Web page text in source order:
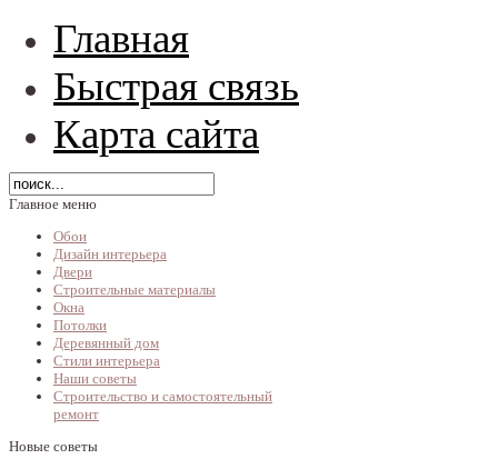
Главная
Быстрая связь
Карта сайта
Главное меню
Обои
Дизайн интерьера
Двери
Строительные материалы
Окна
Потолки
Деревянный дом
Стили интерьера
Наши советы
Строительство и самостоятельный
ремонт
Новые советы